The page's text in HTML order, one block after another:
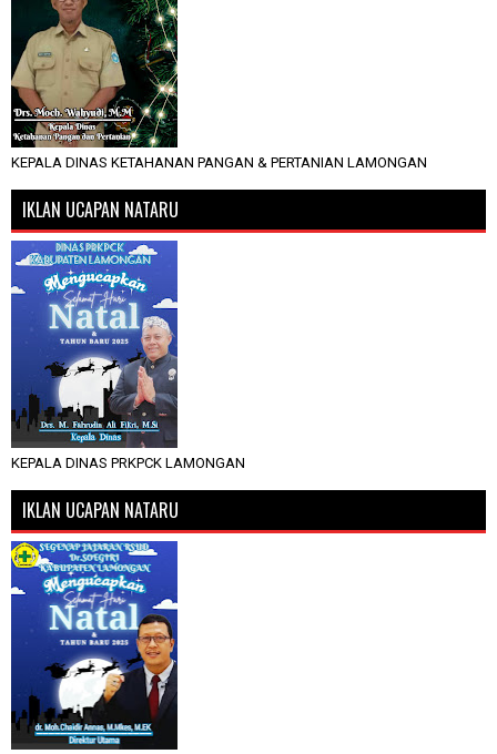
KEPALA DINAS KETAHANAN PANGAN & PERTANIAN LAMONGAN
IKLAN UCAPAN NATARU
KEPALA DINAS PRKPCK LAMONGAN
IKLAN UCAPAN NATARU